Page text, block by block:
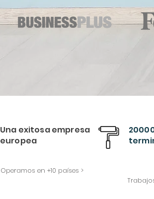
Una exitosa empresa
europea
Operamos en +10 países >